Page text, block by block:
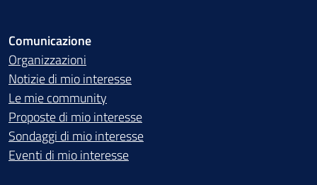
Comunicazione
Organizzazioni
Notizie di mio interesse
Le mie community
Proposte di mio interesse
Sondaggi di mio interesse
Eventi di mio interesse